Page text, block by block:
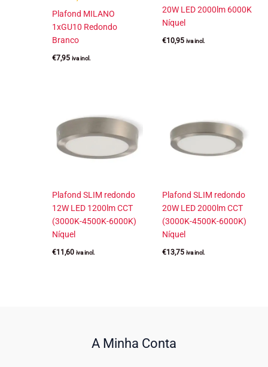
Plafond MILANO
1xGU10 Redondo
Branco
€7,95 iva incl.
20W LED 2000lm 6000K
Níquel
€10,95 iva incl.
Plafond SLIM redondo
12W LED 1200lm CCT
(3000K-4500K-6000K)
Níquel
€11,60 iva incl.
Plafond SLIM redondo
20W LED 2000lm CCT
(3000K-4500K-6000K)
Níquel
€13,75 iva incl.
A Minha Conta